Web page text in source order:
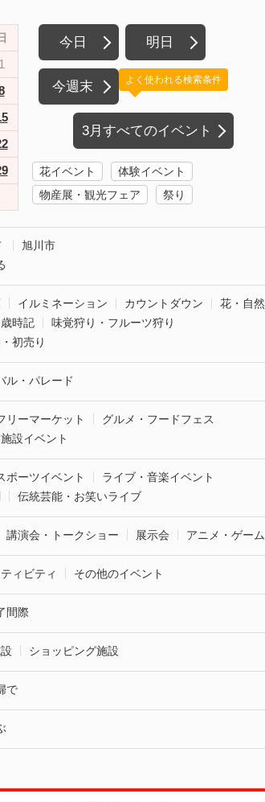
今日 明日
今週末
3月すべてのイベント
よく使われる検索条件
花イベント
体験イベント
物産展・観光フェア
祭り
旭川市
イルミネーション カウントダウン
花・自然
時記
味覚狩り・フルーツ狩り
初売り
ル・パレード
リーマーケット
グルメ・フードフェス
設イベント
ポーツイベント
ライブ・音楽イベント
伝統芸能・お笑いライブ
講演会・トークショー 展示会 アニメ・ゲーム
ィビティ その他のイベント
間際
ショッピング施設
で